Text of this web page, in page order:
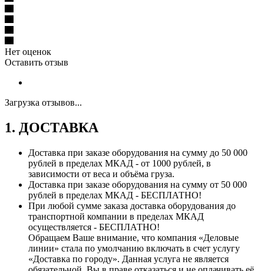
Нет оценок
Оставить отзыв
Загрузка отзывов...
1. ДОСТАВКА
Доставка при заказе оборудования на сумму до 50 000
рублей в пределах МКАД - от 1000 рублей, в
зависимости от веса и объёма груза.
Доставка при заказе оборудования на сумму от 50 000
рублей в пределах МКАД - БЕСПЛАТНО!
При любой сумме заказа доставка оборудования до
транспортной компании в пределах МКАД
осуществляется - БЕСПЛАТНО!
Обращаем Ваше внимание, что компания «Деловые
линии» стала по умолчанию включать в счет услугу
«Доставка по городу». Данная услуга не является